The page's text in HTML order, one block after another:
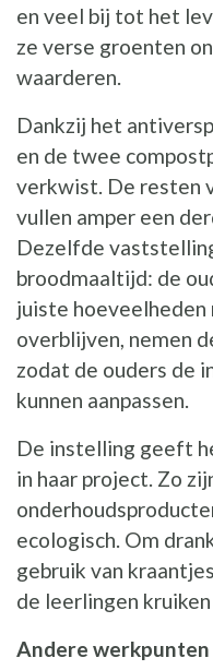
en veel bij tot het
ze verse groenten
waarderen.
Dankzij het
en de twee
verkwist. De resten
vullen amper een
Dezelfde
broodmaaltijd: de
juiste hoeveelheden
overblijven, nemen
zodat de ouders de
kunnen aanpassen.
De instelling geeft
in haar project. Zo
ecologisch. Om
gebruik van
de leerlingen
Andere werkpunten